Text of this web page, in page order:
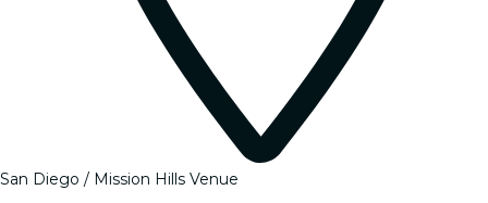
San Diego Mission Hills Venue